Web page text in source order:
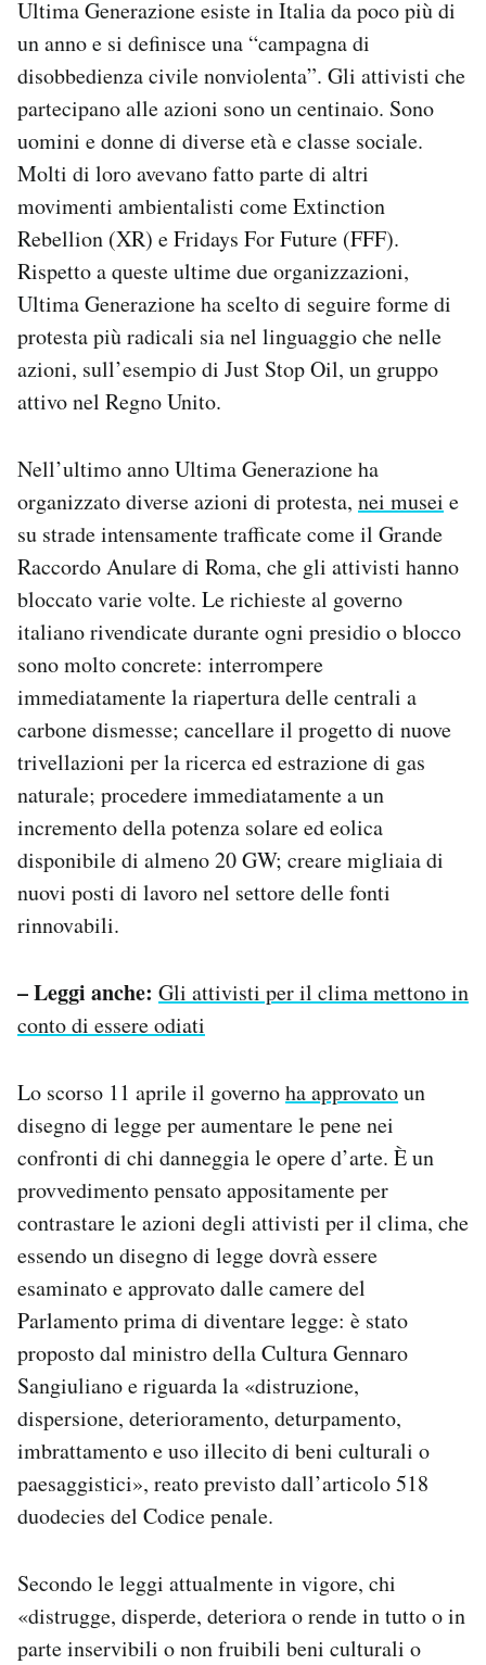
Ultima Generazione esiste in Italia da poco più di
un anno e si definisce una “campagna di
disobbedienza civile nonviolenta”. Gli attivisti che
partecipano alle azioni sono un centinaio. Sono
uomini e donne di diverse età e classe sociale.
Molti di loro avevano fatto parte di altri
movimenti ambientalisti come Extinction
Rebellion (XR) e Fridays For Future (FFF).
Rispetto a queste ultime due organizzazioni,
Ultima Generazione ha scelto di seguire forme di
protesta più radicali sia nel linguaggio che nelle
azioni, sull’esempio di Just Stop Oil, un gruppo
attivo nel Regno Unito.
Nell’ultimo anno Ultima Generazione ha
organizzato diverse azioni di protesta, nei musei e
su strade intensamente trafficate come il Grande
Raccordo Anulare di Roma, che gli attivisti hanno
bloccato varie volte. Le richieste al governo
italiano rivendicate durante ogni presidio o blocco
sono molto concrete: interrompere
immediatamente la riapertura delle centrali a
carbone dismesse; cancellare il progetto di nuove
trivellazioni per la ricerca ed estrazione di gas
naturale; procedere immediatamente a un
incremento della potenza solare ed eolica
disponibile di almeno 20 GW; creare migliaia di
nuovi posti di lavoro nel settore delle fonti
rinnovabili.
– Leggi anche: Gli attivisti per il clima mettono in
conto di essere odiati
Lo scorso 11 aprile il governoha approvatoun
disegno di legge per aumentare le pene nei
confronti di chi danneggia le opere d’arte. È un
provvedimento pensato appositamente per
contrastare le azioni degli attivisti per il clima, che
essendo un disegno di legge dovrà essere
esaminato e approvato dalle camere del
Parlamento prima di diventare legge: è stato
proposto dal ministro della Cultura Gennaro
Sangiuliano e riguarda la «distruzione,
dispersione, deterioramento, deturpamento,
imbrattamento e uso illecito di beni culturali o
paesaggistici», reato previsto dall’articolo 518
duodecies del Codice penale.
Secondo le leggi attualmente in vigore, chi
«distrugge, disperde, deteriora o rende in tutto o in
parte inservibili o non fruibili beni culturali o